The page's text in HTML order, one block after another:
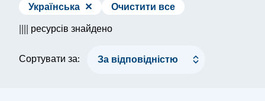
Українська ✕
Очистити все
|||| ресурсів знайдено
Сортувати за: